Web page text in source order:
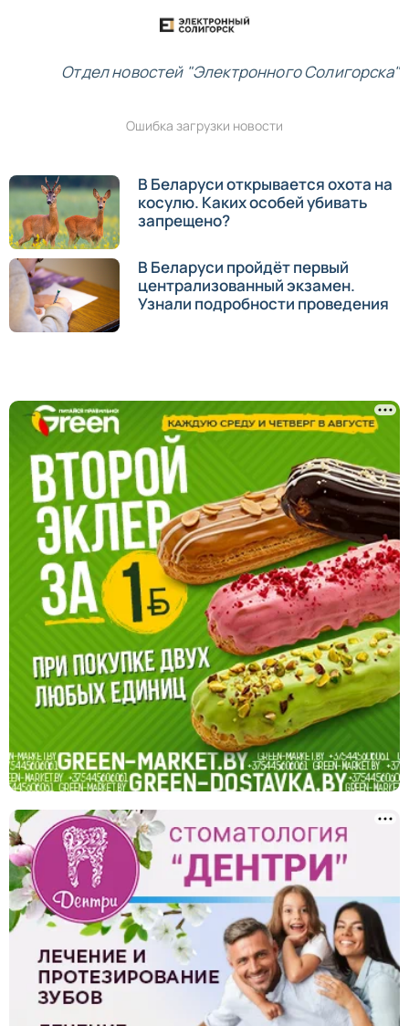
Отдел новостей "Электронного Солигорска"
Ошибка загрузки новости
В Беларуси открывается охота на
косулю. Каких особей убивать
запрещено?
В Беларуси пройдёт первый
централизованный экзамен.
Узнали подробности проведения